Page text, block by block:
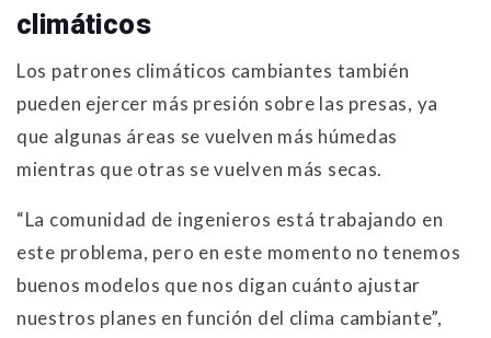
climáticos
Los patrones climáticos cambiantes también
pueden ejercer más presión sobre las presas, ya
que algunas áreas se vuelven más húmedas
mientras que otras se vuelven más secas.
“La comunidad de ingenieros está trabajando en
este problema, pero en este momento no tenemos
buenos modelos que nos digan cuánto ajustar
nuestros planes en función del clima cambiante”,